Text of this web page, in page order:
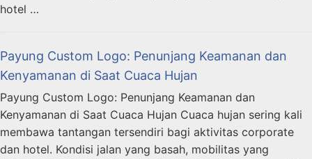
hotel …
Payung Custom Logo: Penunjang Keamanan dan
Kenyamanan di Saat Cuaca Hujan
Payung Custom Logo: Penunjang Keamanan dan
Kenyamanan di Saat Cuaca Hujan Cuaca hujan sering kali
membawa tantangan tersendiri bagi aktivitas corporate
dan hotel. Kondisi jalan yang basah, mobilitas yang